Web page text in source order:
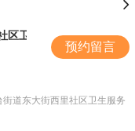
区卫生服务站
预约留言
道东大街西里社区卫生服务